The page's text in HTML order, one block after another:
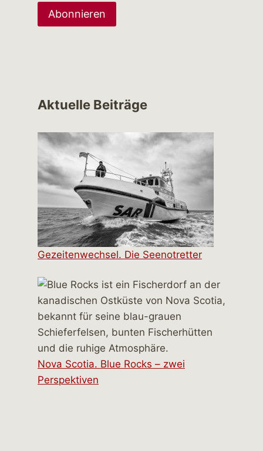
Aktuelle Beiträge
Gezeitenwechsel. Die Seenotretter
Nova Scotia. Blue Rocks – zwei
Perspektiven